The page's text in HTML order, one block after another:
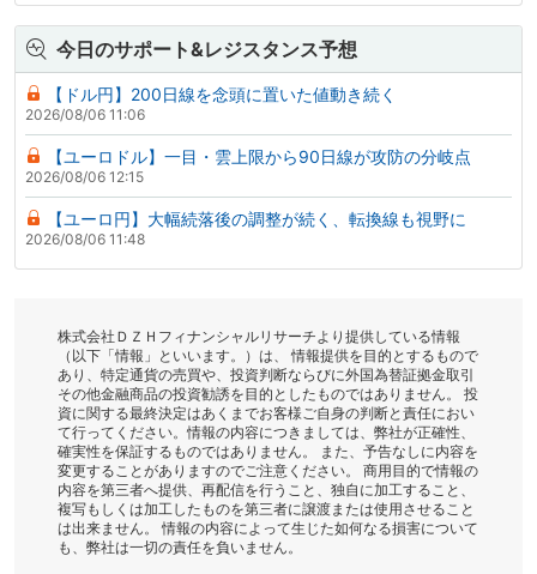
今日のサポート&レジスタンス予想
【ドル円】200日線を念頭に置いた値動き続く
2026/08/06 11:06
【ユーロドル】一目・雲上限から90日線が攻防の分岐点
2026/08/06 12:15
【ユーロ円】大幅続落後の調整が続く、転換線も視野に
2026/08/06 11:48
株式会社ＤＺＨフィナンシャルリサーチより提供している情報
（以下「情報」といいます。）は、 情報提供を目的とするもので
あり、特定通貨の売買や、投資判断ならびに外国為替証拠金取引
その他金融商品の投資勧誘を目的としたものではありません。 投
資に関する最終決定はあくまでお客様ご自身の判断と責任におい
て行ってください。情報の内容につきましては、弊社が正確性、
確実性を保証するものではありません。 また、予告なしに内容を
変更することがありますのでご注意ください。 商用目的で情報の
内容を第三者へ提供、再配信を行うこと、独自に加工すること、
複写もしくは加工したものを第三者に譲渡または使用させること
は出来ません。 情報の内容によって生じた如何なる損害について
も、弊社は一切の責任を負いません。